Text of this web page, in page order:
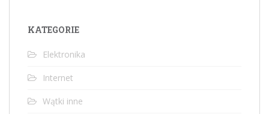
KATEGORIE
Elektronika
Internet
Wątki inne